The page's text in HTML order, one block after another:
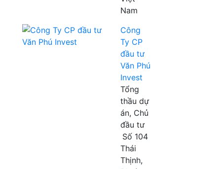
Nam
Công
Ty CP
đầu tư
Văn Phú
Invest
Tổng
thầu dự
án, Chủ
đầu tư
Số 104
Thái
Thịnh,